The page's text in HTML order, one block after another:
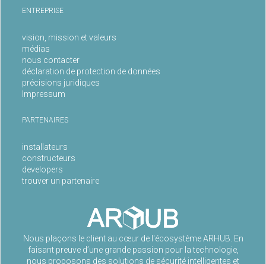
Nous plaçons le client au cœur de l'écosystème ARHUB. En
faisant preuve d’une grande passion pour la technologie,
nous proposons des solutions de sécurité intelligentes et
ENTREPRISE
vision, mission et valeurs
médias
nous contacter
déclaration de protection de données
précisions juridiques
Impressum
PARTENAIRES
installateurs
constructeurs
developers
trouver un partenaire